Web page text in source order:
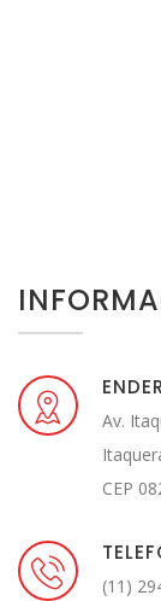
Av.
CEP
(11)